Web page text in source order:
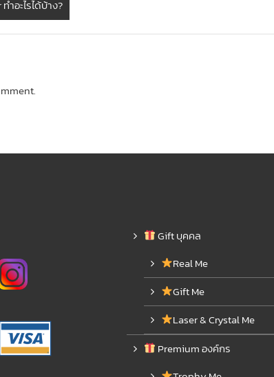
ำอะไรได้บ้าง?
Gift บุคคล
Real Me
Gift Me
Laser & Crystal Me
Premium องค์กร